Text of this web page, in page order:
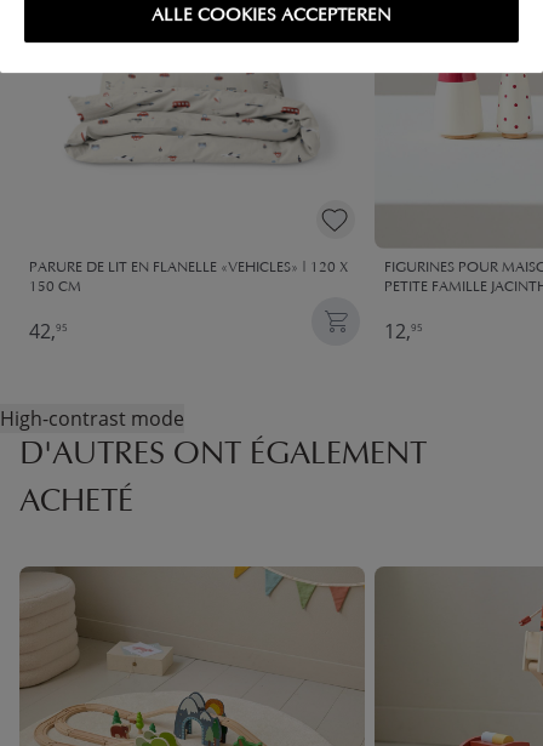
ALLE COOKIES ACCEPTEREN
PARURE DE LIT EN FLANELLE «VEHICLES» | 120 X
150 CM
42,95
FIGURINES POUR
PETITE FAMILLE
12,95
High-contrast mode
D'AUTRES ONT ÉGALEMENT
ACHETÉ